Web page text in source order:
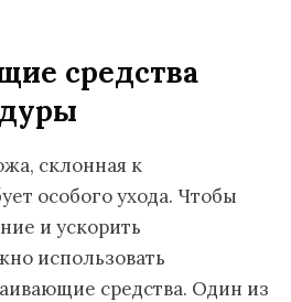
средства
склонная к
особого ухода. Чтобы
и ускорить
использовать
средства. Один из